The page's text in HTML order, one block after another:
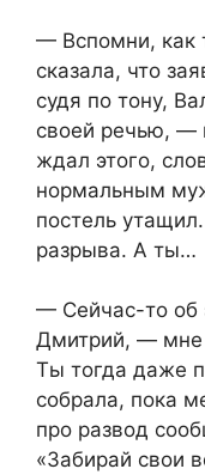
— Вспомни, как
сказала, что
судя по тону,
своей речью, —
ждал этого,
нормальным
постель
разрыва. А ты…
— Сейчас-то об
Дмитрий, — мне
Ты тогда даже
собрала, пока
про развод
«Забирай свои